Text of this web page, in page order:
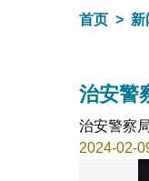
首页 新
治安警
治安警察
2024-02-